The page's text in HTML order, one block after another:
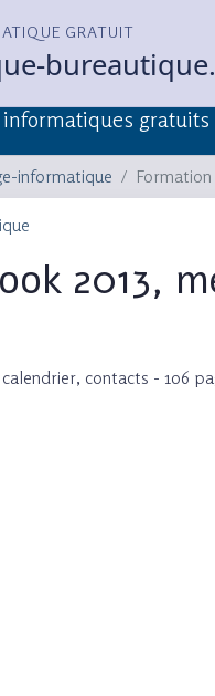
GRATUIT
gratuits
informatique
2013,
contacts - 106